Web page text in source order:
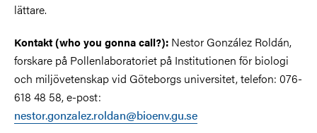
lättare.
Kontakt (who you gonna call?): Nestor González Roldán,
forskare på Pollenlaboratoriet på Institutionen för biologi
och miljövetenskap vid Göteborgs universitet, telefon: 076-
618 48 58, e-post:
nestor.gonzalez.roldan@bioenv.gu.se